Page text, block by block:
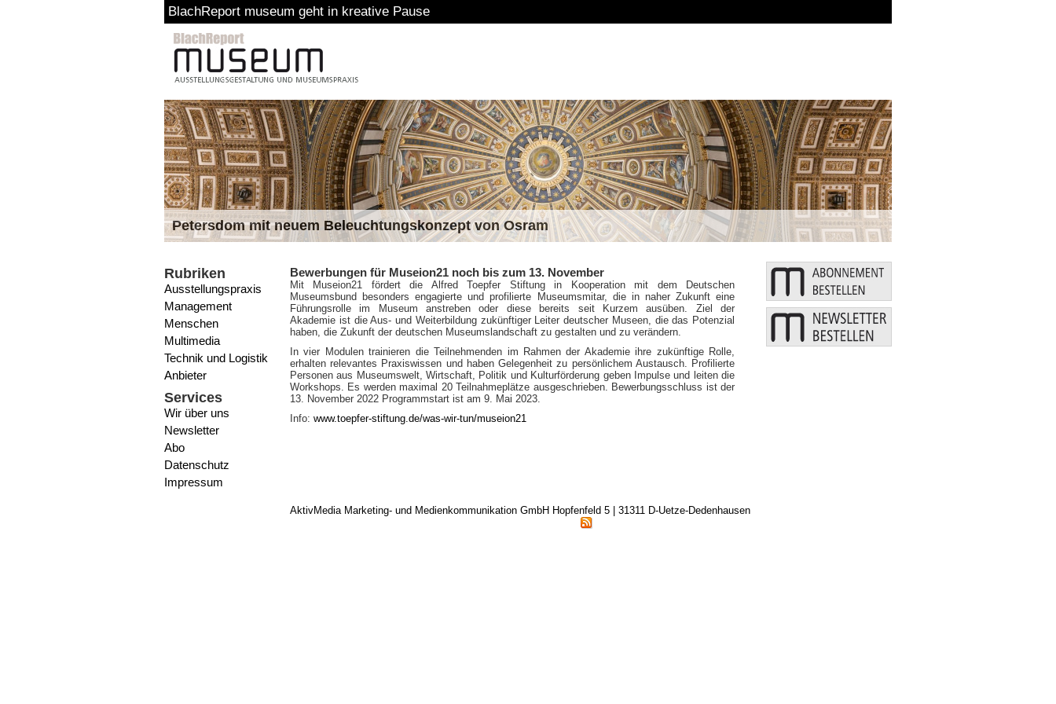
BlachReport museum geht in kreative Pause
Petersdom mit neuem Beleuchtungskonzept von Osram
Rubriken
Ausstellungspraxis
Management
Menschen
Multimedia
Technik und Logistik
Anbieter
Services
Wir über uns
Newsletter
Abo
Datenschutz
Impressum
Bewerbungen für Museion21 noch bis zum 13. November
Mit Museion21 fördert die Alfred Toepfer Stiftung in Kooperation mit dem Deutschen
Museumsbund besonders engagierte und profilierte Museumsmitar, die in naher Zukunft eine
Führungsrolle im Museum anstreben oder diese bereits seit Kurzem ausüben. Ziel der
Akademie ist die Aus- und Weiterbildung zukünftiger Leiter deutscher Museen, die das Potenzial
haben, die Zukunft der deutschen Museumslandschaft zu gestalten und zu verändern.
In vier Modulen trainieren die Teilnehmenden im Rahmen der Akademie ihre zukünftige Rolle,
erhalten relevantes Praxiswissen und haben Gelegenheit zu persönlichem Austausch. Profilierte
Personen aus Museumswelt, Wirtschaft, Politik und Kulturförderung geben Impulse und leiten die
Workshops. Es werden maximal 20 Teilnahmeplätze ausgeschrieben. Bewerbungsschluss ist der
13. November 2022 Programmstart ist am 9. Mai 2023.
Info: www.toepfer-stiftung.de/was-wir-tun/museion21
AktivMedia Marketing- und Medienkommunikation GmbH Hopfenfeld 5 | 31311 D-Uetze-Dedenhausen